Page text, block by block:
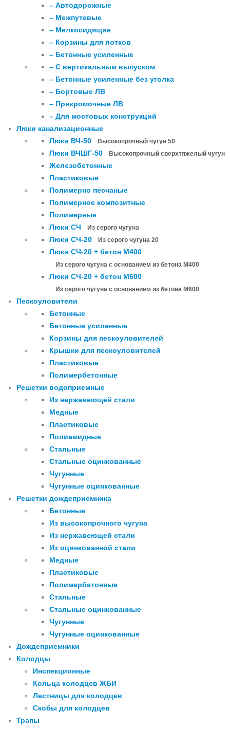
– Автодорожные
– Межпутевые
– Мелкосидящие
– Корзины для лотков
– Бетонные усиленные
– С вертикальным выпуском
– Бетонные усиленные без уголка
– Бортовые ЛВ
– Прикромочные ЛВ
– Для мостовых конструкций
Люки канализационные
Люки ВЧ-50
Высокопрочный чугун 50
Люки ВЧШГ-50 Высокопрочный сверхтяжелый чугун
Железобетонные
Пластиковые
Полимерно песчаные
Полимерное композитные
Полимерные
Люки СЧ
Из серого чугуна
Люки СЧ-20 Из серого чугуна 20
Люки СЧ-20 + бетон М400
Из серого чугуна с основанием из бетона М400
Люки СЧ-20 + бетон М600
Из серого чугуна с основанием из бетона М600
Пескоуловители
Бетонные
Бетонные усиленные
Корзины для пескоуловителей
Крышки для пескоуловителей
Пластиковые
Полимербетонные
Решетки водоприемные
Из нержавеющей стали
Медные
Пластиковые
Полиамидные
Стальные
Стальные оцинкованные
Чугунные
Чугунные оцинкованные
Решетки дождеприемника
Бетонные
Из высокопрочного чугуна
Из нержавеющей стали
Из оцинкованной стали
Медные
Пластиковые
Полимербетонные
Стальные
Стальные оцинкованные
Чугунные
Чугунные оцинкованные
Дождеприемники
Колодцы
Инспекционные
Кольца колодцев ЖБИ
Лестницы для колодцев
Скобы для колодцев
Трапы